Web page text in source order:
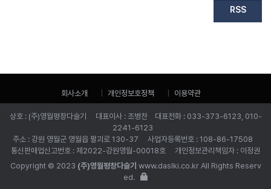
RSS
회사소개 개인정보호정책 이용약관
상호 : (주)영월평창다슬기 대표이사 : 조병찬 대표전화 : 033-373-6123, 010-
2241-6123
주소 : 강원 영월군 영월읍 팔괴로 130-37 사업자등록번호 : 108-86-17508
통신판매업신고번호 : 제2022-강원영월-00018호 개인정보관리책임자 : 이정권
Copyright © 2023 (주)영월평창다슬기 www.daslki.co.kr All Rights Reserv
ed.